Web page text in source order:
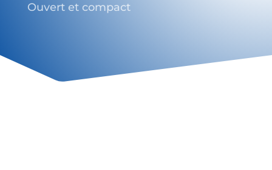
Ouvert et compact